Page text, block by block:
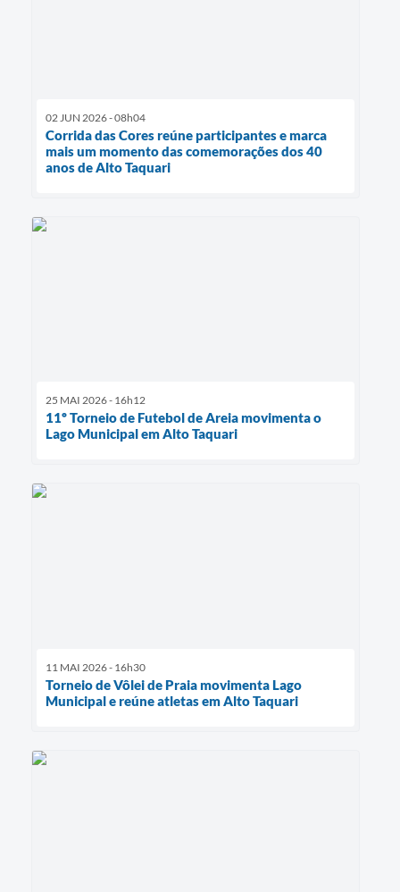
02 JUN 2026 - 08h04
Corrida das Cores reúne participantes e marca
mais um momento das comemorações dos 40
anos de Alto Taquari
25 MAI 2026 - 16h12
11º Torneio de Futebol de Areia movimenta o
Lago Municipal em Alto Taquari
11 MAI 2026 - 16h30
Torneio de Vôlei de Praia movimenta Lago
Municipal e reúne atletas em Alto Taquari